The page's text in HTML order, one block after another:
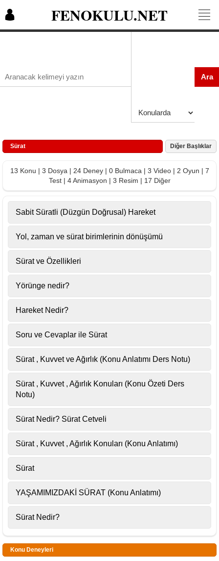
FENOKULU.NET
Ara
Sürat Diğer Başlıklar
13 Konu | 3 Dosya | 24 Deney | 0 Bulmaca | 3 Video | 2 Oyun | 7
Test | 4 Animasyon | 3 Resim | 17 Diğer
Sabit Süratli (Düzgün Doğrusal) Hareket
Yol, zaman ve sürat birimlerinin dönüşümü
Sürat ve Özellikleri
Yörünge nedir?
Hareket Nedir?
Soru ve Cevaplar ile Sürat
Sürat , Kuvvet ve Ağırlık (Konu Anlatımı Ders Notu)
Sürat , Kuvvet , Ağırlık Konuları (Konu Özeti Ders
Notu)
Sürat Nedir? Sürat Cetveli
Sürat , Kuvvet , Ağırlık Konuları (Konu Anlatımı)
Sürat
YAŞAMIMIZDAKİ SÜRAT (Konu Anlatımı)
Sürat Nedir?
Konu Deneyleri